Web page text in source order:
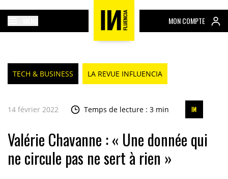
MON COMPTE
TECH & BUSINESS LA REVUE INFLUENCIA
14 février 2022 Temps de lecture : 3 min
Valérie Chavanne : « Une donnée qui
ne circule pas ne sert à rien »